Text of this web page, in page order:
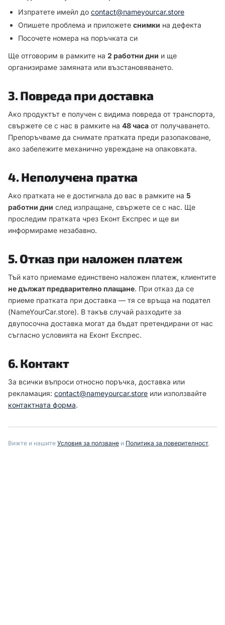
Изпратете имейл до contact@nameyourcar.store
Опишете проблема и приложете снимки на дефекта
Посочете номера на поръчката си
Ще отговорим в рамките на 2 работни дни и ще
организираме замяната или възстановяването.
3. Повреда при доставка
Ако продуктът е получен с видима повреда от транспорта,
свържете се с нас в рамките на 48 часа от получаването.
Препоръчваме да снимате пратката преди разопаковане,
ако забележите механично увреждане на опаковката.
4. Неполучена пратка
Ако пратката не е достигнала до вас в рамките на 5
работни дни след изпращане, свържете се с нас. Ще
проследим пратката чрез Еконт Експрес и ще ви
информираме незабавно.
5. Отказ при наложен платеж
Тъй като приемаме единствено наложен платеж, клиентите
не дължат предварително плащане. При отказ да се
приеме пратката при доставка — тя се връща на подател
(NameYourCar.store). В такъв случай разходите за
двупосочна доставка могат да бъдат претендирани от нас
съгласно условията на Еконт Експрес.
6. Контакт
За всички въпроси относно поръчка, доставка или
рекламация: contact@nameyourcar.store или използвайте
контактната форма.
Вижте и нашите Условия за ползване и Политика за поверителност.